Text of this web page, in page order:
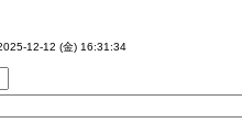
12-12 (金) 16:31:34